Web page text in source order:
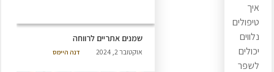
איך
טיפולים
נלווים
יכולים
לשפר
שמנים אתריים לרווחה
דנה היימס אוקטובר 2, 2024